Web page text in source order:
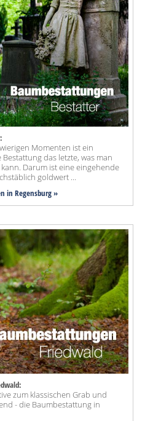
Momenten ist ein
das letzte, was man
Darum ist eine eingehende
goldwert ...
in Regensburg »
zum klassischen Grab und
- die Baumbestattung in